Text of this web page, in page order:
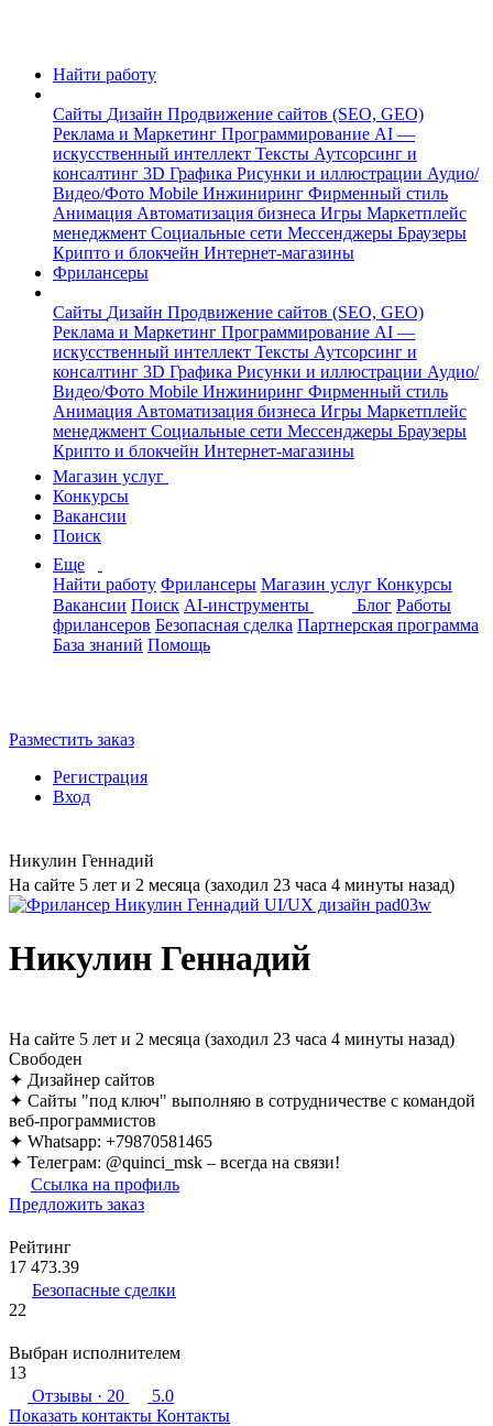
Найти работу
Сайты Дизайн Продвижение сайтов (SEO, GEO)
Реклама и Маркетинг Программирование AI —
искусственный интеллект Тексты Аутсорсинг и
консалтинг 3D Графика Рисунки и иллюстрации Аудио/
Видео/Фото Mobile Инжиниринг Фирменный стиль
Анимация Автоматизация бизнеса Игры Маркетплейс
менеджмент Социальные сети Мессенджеры Браузеры
Крипто и блокчейн Интернет-магазины
Фрилансеры
Сайты Дизайн Продвижение сайтов (SEO, GEO)
Реклама и Маркетинг Программирование AI —
искусственный интеллект Тексты Аутсорсинг и
консалтинг 3D Графика Рисунки и иллюстрации Аудио/
Видео/Фото Mobile Инжиниринг Фирменный стиль
Анимация Автоматизация бизнеса Игры Маркетплейс
менеджмент Социальные сети Мессенджеры Браузеры
Крипто и блокчейн Интернет-магазины
Магазин услуг
Конкурсы
Вакансии
Поиск
Еще
Найти работу Фрилансеры Магазин услуг Конкурсы
Вакансии Поиск AI-инструменты Блог Работы
фрилансеров Безопасная сделка Партнерская программа
База знаний Помощь
Разместить заказ
Регистрация
Вход
Никулин Геннадий
На сайте 5 лет и 2 месяца (заходил 23 часа 4 минуты назад)
Никулин Геннадий
На сайте 5 лет и 2 месяца (заходил 23 часа 4 минуты назад)
Свободен
✦ Дизайнер сайтов
✦ Сайты "под ключ" выполняю в сотрудничестве с командой
веб-программистов
✦ Whatsapp: +79870581465
✦ Телеграм: @quinci_msk – всегда на связи!
Ссылка на профиль
Предложить заказ
Рейтинг
17 473.39
Безопасные сделки
22
Выбран исполнителем
13
Отзывы · 20
5.0
Показать контакты Контакты